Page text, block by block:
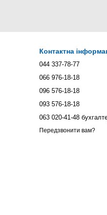
Контактна
044 337-78-77
066 976-18-18
096 576-18-18
093 576-18-18
063 020-41-48
Передзвонити вам?